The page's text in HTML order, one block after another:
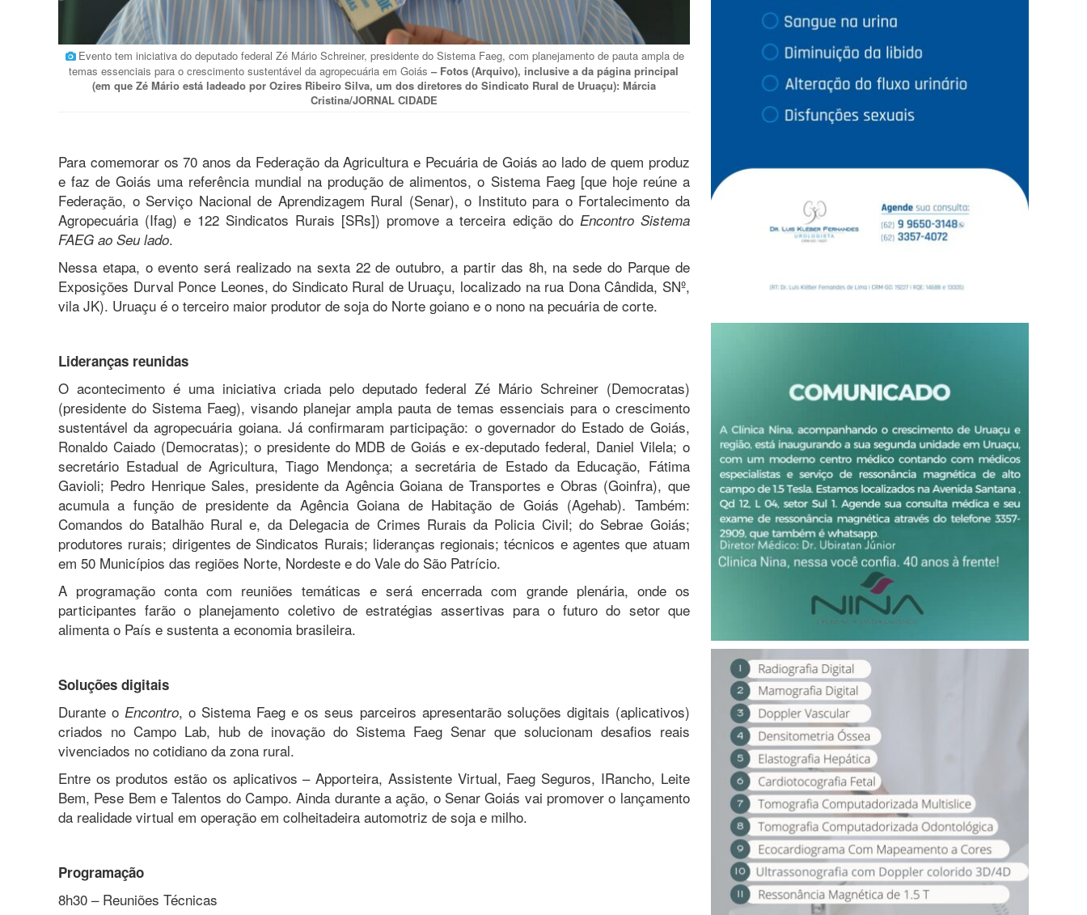
Evento tem iniciativa do deputado federal Zé Mário Schreiner, presidente do Sistema Faeg, com planejamento de pauta ampla de
temas essenciais para o crescimento sustentável da agropecuária em Goiás– Fotos (Arquivo), inclusive a da página principal
(em que Zé Mário está ladeado por Ozires Ribeiro Silva, um dos diretores do Sindicato Rural de Uruaçu): Márcia
Cristina/JORNAL CIDADE
Para comemorar os 70 anos da Federação da Agricultura e Pecuária de Goiás ao lado de quem produz
e faz de Goiás uma referência mundial na produção de alimentos, o Sistema Faeg [que hoje reúne a
Federação, o Serviço Nacional de Aprendizagem Rural (Senar), o Instituto para o Fortalecimento da
Agropecuária (Ifag) e 122 Sindicatos Rurais [SRs]) promove a terceira edição do Encontro Sistema
FAEG ao Seu lado.
Nessa etapa, o evento será realizado na sexta 22 de outubro, a partir das 8h, na sede do Parque de
Exposições Durval Ponce Leones, do Sindicato Rural de Uruaçu, localizado na rua Dona Cândida, SNº,
vila JK). Uruaçu é o terceiro maior produtor de soja do Norte goiano e o nono na pecuária de corte.
Lideranças reunidas
O acontecimento é uma iniciativa criada pelo deputado federal Zé Mário Schreiner (Democratas)
(presidente do Sistema Faeg), visando planejar ampla pauta de temas essenciais para o crescimento
sustentável da agropecuária goiana. Já confirmaram participação: o governador do Estado de Goiás,
Ronaldo Caiado (Democratas); o presidente do MDB de Goiás e ex-deputado federal, Daniel Vilela; o
secretário Estadual de Agricultura, Tiago Mendonça; a secretária de Estado da Educação, Fátima
Gavioli; Pedro Henrique Sales, presidente da Agência Goiana de Transportes e Obras (Goinfra), que
acumula a função de presidente da Agência Goiana de Habitação de Goiás (Agehab). Também:
Comandos do Batalhão Rural e, da Delegacia de Crimes Rurais da Policia Civil; do Sebrae Goiás;
produtores rurais; dirigentes de Sindicatos Rurais; lideranças regionais; técnicos e agentes que atuam
em 50 Municípios das regiões Norte, Nordeste e do Vale do São Patrício.
A programação conta com reuniões temáticas e será encerrada com grande plenária, onde os
participantes farão o planejamento coletivo de estratégias assertivas para o futuro do setor que
alimenta o País e sustenta a economia brasileira.
Soluções digitais
Durante o Encontro, o Sistema Faeg e os seus parceiros apresentarão soluções digitais (aplicativos)
criados no Campo Lab, hub de inovação do Sistema Faeg Senar que solucionam desafios reais
vivenciados no cotidiano da zona rural.
Entre os produtos estão os aplicativos – Apporteira, Assistente Virtual, Faeg Seguros, IRancho, Leite
Bem, Pese Bem e Talentos do Campo. Ainda durante a ação, o Senar Goiás vai promover o lançamento
da realidade virtual em operação em colheitadeira automotriz de soja e milho.
Programação
8h30 – Reuniões Técnicas